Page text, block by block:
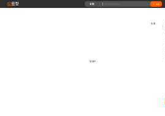
藝墅 全部 搜索
加载中...
收藏